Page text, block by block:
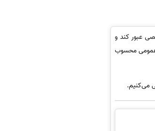
عبور کند و
عمومی محسوب
می‌کنیم.